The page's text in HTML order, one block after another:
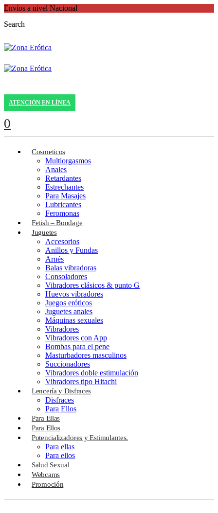
Envíos a nivel Nacional
Search
ATENCIÓN EN LÍNEA
0
Cosmeticos
Multiorgasmos
Anales
Retardantes
Estrechantes
Para Masajes
Lubricantes
Feromonas
Fetish – Bondage
Juguetes
Accesorios
Anillos y Fundas
Arnés
Balas vibradoras
Consoladores
Vibradores clásicos & punto G
Huevos vibradores
Juegos eróticos
Juguetes anales
Máquinas sexuales
Vibradores
Vibradores con App
Bombas para el pene
Masturbadores masculinos
Succionadores
Vibradores doble estimulación
Vibradores tipo Hitachi
Lencería y Disfraces
Disfraces
Para Ellos
Para Ellas
Para Ellos
Potencializadores y Estimulantes.
Para ellas
Para ellos
Salud Sexual
Webcams
Promoción